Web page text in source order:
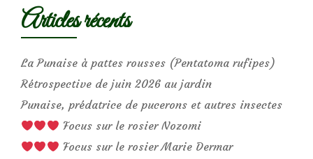
Articles récents
La Punaise à pattes rousses (Pentatoma rufipes)
Rétrospective de juin 2026 au jardin
Punaise, prédatrice de pucerons et autres insectes
Focus sur le rosier Nozomi
Focus sur le rosier Marie Dermar